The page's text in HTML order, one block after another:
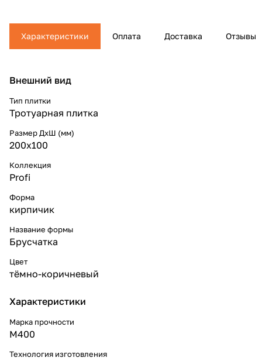
Характеристики Оплата Доставка Отзывы
Внешний вид
Тип плитки
Тротуарная плитка
Размер ДхШ (мм)
200х100
Коллекция
Profi
Форма
кирпичик
Название формы
Брусчатка
Цвет
тёмно-коричневый
Характеристики
Марка прочности
М400
Технология изготовления